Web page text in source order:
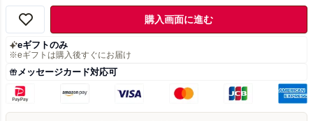
購入画面に進む
eギフトのみ
※eギフトは購入後すぐにお届け
メッセージカード対応可